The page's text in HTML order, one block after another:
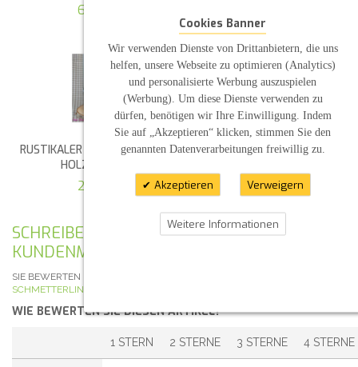
6,00 €
RUSTIKALER "KERZENTELLER"
HOLZSCHEIBE
2,20 €
ECKIGE SCHIEFERPLATTE
3,30 €
SCHREIBEN SIE IHRE EIGENE
KUNDENMEINUNG
SIE BEWERTEN DEN ARTIKEL:
SCHMETTERLINGEN
WIE BEWERTEN SIE DIESEN ARTIKEL?*
1 STERN 2 STERNE 3 STERNE 4 STERNE
Cookies Banner
Wir verwenden Dienste von Drittanbietern, die uns
helfen, unsere Webseite zu optimieren (Analytics)
und personalisierte Werbung auszuspielen
(Werbung). Um diese Dienste verwenden zu
dürfen, benötigen wir Ihre Einwilligung. Indem
Sie auf „Akzeptieren“ klicken, stimmen Sie den
genannten Datenverarbeitungen freiwillig zu.
Akzeptieren Verweigern
Weitere Informationen